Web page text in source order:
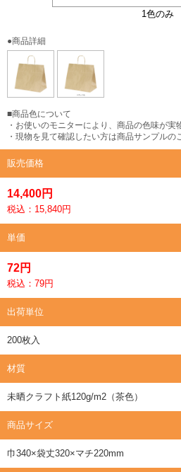
1色のみ
●商品詳細
■商品色について
・お使いのモニターにより、商品の色味が実
・現物を見て確認したい方は商品サンプルの
販売価格
14,400円
税込：15,840円
単価
72円
税込：79円
出荷単位
200枚入
材質
未晒クラフト紙120g/m2（茶色）
商品サイズ
巾340×袋丈320×マチ220mm